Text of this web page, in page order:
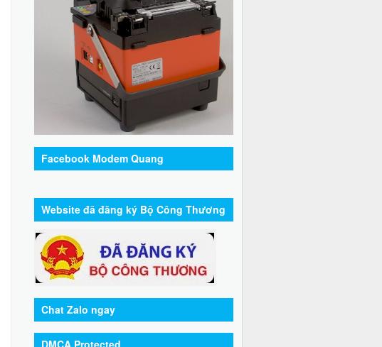
Facebook Modem Quang
Website đã đăng ký Bộ Công Thương
Chat Zalo ngay
DMCA Protected